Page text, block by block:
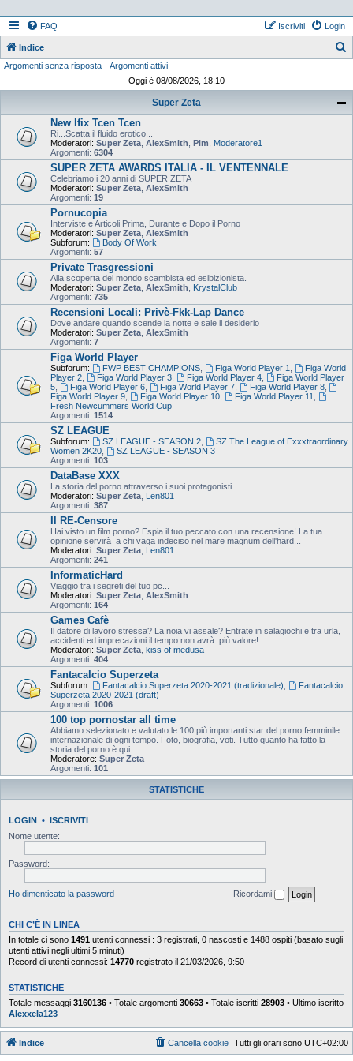
FAQ Login
Iscriviti
Indice
Argomenti senza risposta
Argomenti attivi
Oggi è 08/08/2026, 18:10
Super Zeta
New Ifix Tcen Tcen
Ri...Scatta il fluido erotico...
Moderatori: Super Zeta AlexSmith Pim
Moderatore1
Argomenti: 6304
SUPER ZETA AWARDS ITALIA - IL VENTENNALE
Celebriamo i 20 anni di SUPER ZETA
Moderatori: Super Zeta AlexSmith
Argomenti: 19
Pornucopia
Interviste e Articoli Prima, Durante e Dopo il Porno
Moderatori: Super Zeta AlexSmith
Subforum:
Body Of Work
Argomenti: 57
Private Trasgressioni
Alla scoperta del mondo scambista ed esibizionista.
Moderatori: Super Zeta AlexSmith
KrystalClub
Argomenti: 735
Recensioni Locali: Privè-Fkk-Lap Dance
Dove andare quando scende la notte e sale il desiderio
Moderatori: Super Zeta AlexSmith
Argomenti: 7
Figa World Player
Subforum: FWP BEST CHAMPIONS, Figa World Player 1
Figa World
Player 2
Figa World Player 3, Figa World Player 4,
Figa World Player
5
Figa World Player 6, Figa World Player 7, Figa World Player 8,
Figa World Player 9
Figa World Player 10, Figa World Player 11
Fresh Newcummers World Cup
Argomenti: 1514
SZ LEAGUE
Subforum: SZ LEAGUE - SEASON 2,
SZ The League of Exxxtraordinary
Women 2K20
SZ LEAGUE - SEASON 3
Argomenti: 103
DataBase XXX
La storia del porno attraverso i suoi protagonisti
Moderatori: Super Zeta Len801
Argomenti: 387
Il RE-Censore
Hai visto un film porno? Espia il tuo peccato con una recensione! La tua
opinione servirà a chi vaga indeciso nel mare magnum dell'hard...
Moderatori: Super Zeta Len801
Argomenti: 241
InformaticHard
Viaggio tra i segreti del tuo pc...
Moderatori: Super Zeta AlexSmith
Argomenti: 164
Games Cafè
Il datore di lavoro stressa? La noia vi assale? Entrate in salagiochi e tra urla,
accidenti ed imprecazioni il tempo non avrà più valore!
Moderatori: Super Zeta kiss of medusa
Argomenti: 404
Fantacalcio Superzeta
Subforum: Fantacalcio Superzeta 2020-2021 (tradizionale)
Fantacalcio
Superzeta 2020-2021 (draft)
Argomenti: 1006
100 top pornostar all time
Abbiamo selezionato e valutato le 100 più importanti star del porno femminile
internazionale di ogni tempo. Foto, biografia, voti. Tutto quanto ha fatto la
storia del porno è qui
Moderatore: Super Zeta
Argomenti: 101
STATISTICHE
LOGIN • ISCRIVITI
Nome utente:
Password:
Ho dimenticato la password Ricordami
CHI C’È IN LINEA
In totale ci sono 1491 utenti connessi : 3 registrati, 0 nascosti e 1488 ospiti (basato sugli
utenti attivi negli ultimi 5 minuti)
Record di utenti connessi: 14770 registrato il 21/03/2026, 9:50
STATISTICHE
Totale messaggi 3160136 • Totale argomenti 30663 • Totale iscritti 28903 • Ultimo iscritto
Alexxela123
Indice Tutti gli orari sono UTC+02:00
Cancella cookie